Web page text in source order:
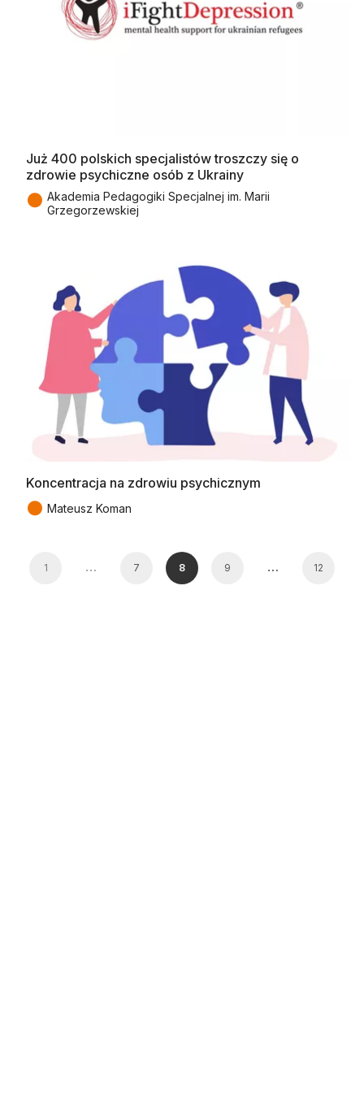
Już 400 polskich specjalistów troszczy się o
zdrowie psychiczne osób z Ukrainy
● Akademia Pedagogiki Specjalnej im. Marii
Grzegorzewskiej
Koncentracja na zdrowiu psychicznym
● Mateusz Koman
1 … 7 8 9 … 12